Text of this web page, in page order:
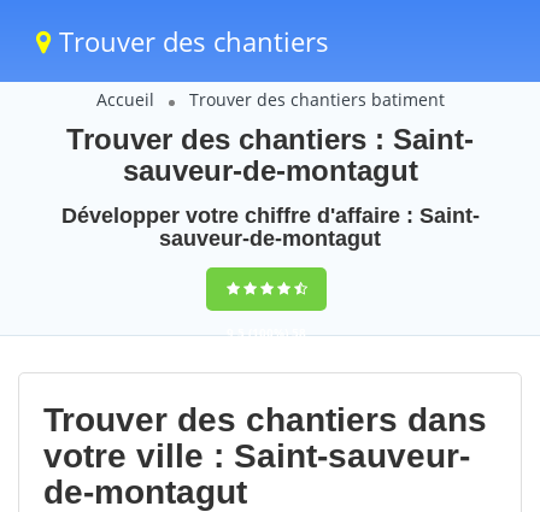
Trouver des chantiers
Accueil Trouver des chantiers batiment
Trouver des chantiers : Saint-
sauveur-de-montagut
Développer votre chiffre d'affaire : Saint-
sauveur-de-montagut
9,5(100%)58
votes
Trouver des chantiers dans
votre ville : Saint-sauveur-
de-montagut